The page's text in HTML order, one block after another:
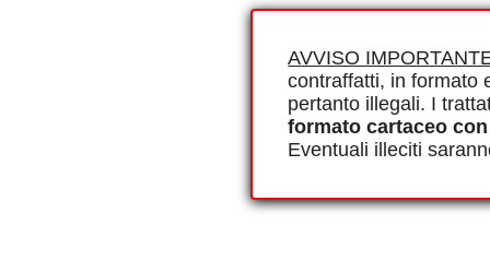
AVVISO
contraffatti, in formato
pertanto illegali. I
formato cartaceo
Eventuali illeciti